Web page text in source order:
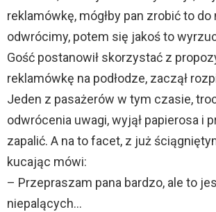
reklamówkę, mógłby pan zrobić to do
odwrócimy, potem się jakoś to
Gość postanowił skorzystać z
reklamówkę na podłodze, zaczął
Jeden z pasażerów w tym czasie,
odwrócenia uwagi, wyjął papierosa i
zapalić. A na to facet, z już
kucając mówi:
– Przepraszam pana bardzo, ale to
niepalących…